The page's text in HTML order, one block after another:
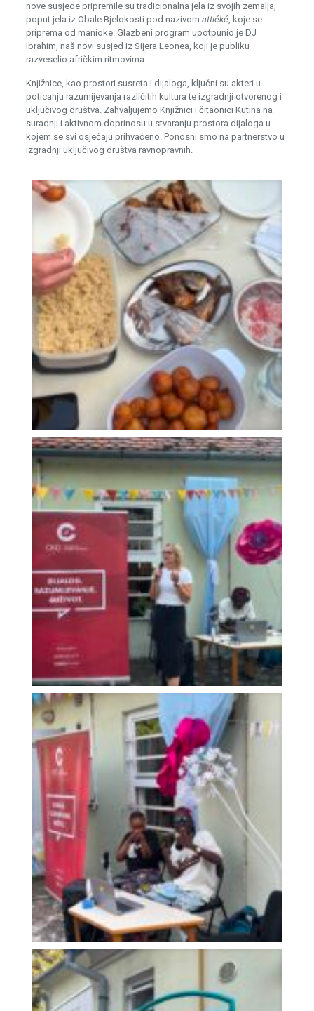
nove susjede pripremile su tradicionalna jela iz svojih zemalja,
poput jela iz Obale Bjelokosti pod nazivom attiéké, koje se
priprema od manioke. Glazbeni program upotpunio je DJ
Ibrahim, naš novi susjed iz Sijera Leonea, koji je publiku
razveselio afričkim ritmovima.
Knjižnice, kao prostori susreta i dijaloga, ključni su akteri u
poticanju razumijevanja različitih kultura te izgradnji otvorenog i
uključivog društva. Zahvaljujemo Knjižnici i čitaonici Kutina na
suradnji i aktivnom doprinosu u stvaranju prostora dijaloga u
kojem se svi osjećaju prihvaćeno. Ponosni smo na partnerstvo u
izgradnji uključivog društva ravnopravnih.